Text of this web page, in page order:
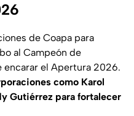
de Coapa para
al Campeón de
encarar el Apertura 2026.
como Karol
Gutiérrez para fortalecer